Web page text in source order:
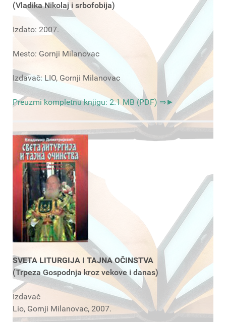
(Vladika Nikolaj i srbofobija)
Izdato: 2007.
Mesto: Gornji Milanovac
Izdavač: LIO, Gornji Milanovac
Preuzmi kompletnu knjigu: 2.1 MB (PDF) ⇒►
SVETA LITURGIJA I TAJNA OČINSTVA
(Trpeza Gospodnja kroz vekove i danas)
Izdavač
Lio, Gornji Milanovac, 2007.